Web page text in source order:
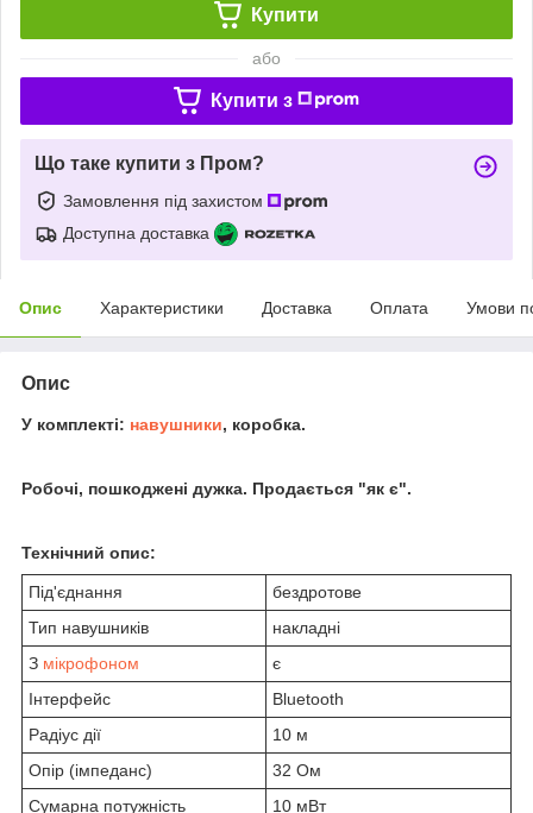
Купити
або
Купити з
Що таке купити з Пром?
Замовлення під захистом
Доступна доставка
Опис Характеристики Доставка Оплата Умови
Опис
У комплекті: навушники, коробка.
Робочі, пошкоджені дужка. Продається "як є".
Технічний опис:
Під'єднання
бездротове
Тип навушників
накладні
З мікрофоном
є
Інтерфейс
Bluetooth
Радіус дії
10 м
Опір (імпеданс)
32 Ом
Сумарна потужність
10 мВт